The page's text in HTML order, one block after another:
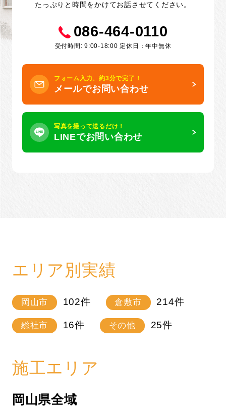
たっぷりと時間をかけてお話させてください。
086-464-0110
受付時間: 9:00-18:00 定休日：年中無休
フォーム入力、約3分で完了！
メールでお問い合わせ
写真を撮って送るだけ！
LINEでお問い合わせ
エリア別実績
岡山市 102件 倉敷市 214件
総社市 16件 その他 25件
施工エリア
岡山県全域